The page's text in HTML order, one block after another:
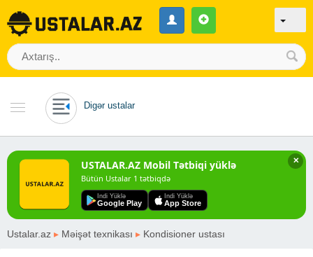
Digər ustalar
✕
USTALAR.AZ Mobil Tətbiqi yüklə
Bütün Ustalar 1 tətbiqdə
Indi Yüklə
Google Play
Indi Yüklə
App Store
Ustalar.az ▸ Məişət texnikası ▸ Kondisioner ustası